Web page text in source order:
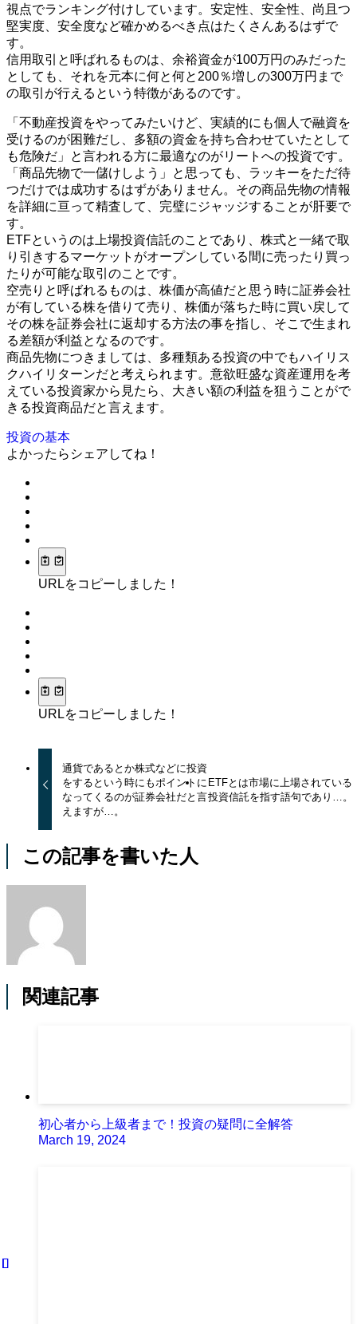
視点でランキング付けしています。安定性、安全性、尚且つ
堅実度、安全度など確かめるべき点はたくさんあるはずで
す。
信用取引と呼ばれるものは、余裕資金が100万円のみだった
としても、それを元本に何と何と200％増しの300万円まで
の取引が行えるという特徴があるのです。
「不動産投資をやってみたいけど、実績的にも個人で融資を
受けるのが困難だし、多額の資金を持ち合わせていたとして
も危険だ」と言われる方に最適なのがリートへの投資です。
「商品先物で一儲けしよう」と思っても、ラッキーをただ待
つだけでは成功するはずがありません。その商品先物の情報
を詳細に亘って精査して、完璧にジャッジすることが肝要で
す。
ETFというのは上場投資信託のことであり、株式と一緒で取
り引きするマーケットがオープンしている間に売ったり買っ
たりが可能な取引のことです。
空売りと呼ばれるものは、株価が高値だと思う時に証券会社
が有している株を借りて売り、株価が落ちた時に買い戻して
その株を証券会社に返却する方法の事を指し、そこで生まれ
る差額が利益となるのです。
商品先物につきましては、多種類ある投資の中でもハイリス
クハイリターンだと考えられます。意欲旺盛な資産運用を考
えている投資家から見たら、大きい額の利益を狙うことがで
きる投資商品だと言えます。
投資の基本
よかったらシェアしてね！
URLをコピーしました！
URLをコピーしました！
通貨であるとか株式などに投資
をするという時にもポイントに
なってくるのが証券会社だと言
えますが…。
ETFとは市場に上場されている
投資信託を指す語句であり…。
この記事を書いた人
関連記事
初心者から上級者まで！投資の疑問に全解答
March 19, 2024